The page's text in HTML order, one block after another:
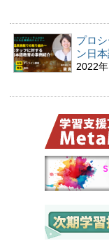
プロ
ン日
2022